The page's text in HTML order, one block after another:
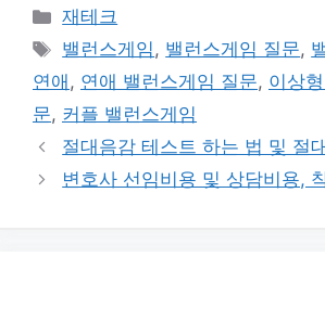
카
테
리
재테크
태
그
밸런스게임, 밸런스게임 질문,
연애 , 연애 밸런스게임 질문, 이상
문, 커플 밸런스게임
절대음감 테스트 하는 법 및 절
변호사 선임비용 및 상담비용,